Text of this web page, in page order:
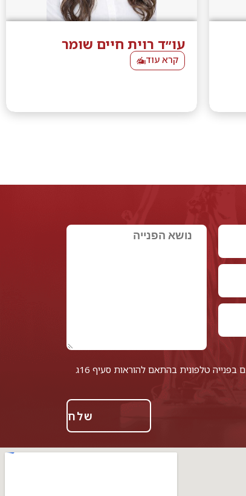
עו״ד רוית חיים שומר
קרא עוד
אני מאשר/ת לחזור אליי גם בפנייה טלפונית בהתאם להוראות סעיף 16ג